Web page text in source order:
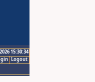
15:30:34
Logout